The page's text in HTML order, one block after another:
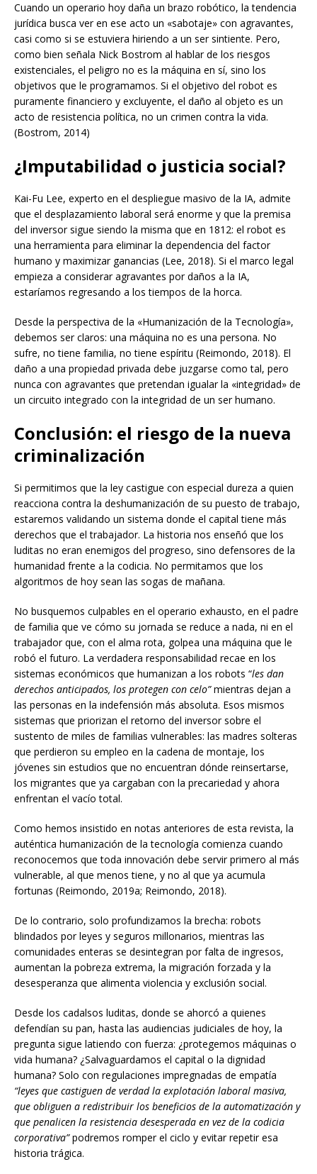
Cuando un operario hoy daña un brazo robótico, la tendencia
jurídica busca ver en ese acto un «sabotaje» con agravantes,
casi como si se estuviera hiriendo a un ser sintiente. Pero,
como bien señala Nick Bostrom al hablar de los riesgos
existenciales, el peligro no es la máquina en sí, sino los
objetivos que le programamos. Si el objetivo del robot es
puramente financiero y excluyente, el daño al objeto es un
acto de resistencia política, no un crimen contra la vida.
(Bostrom, 2014)
¿Imputabilidad o justicia social?
Kai-Fu Lee, experto en el despliegue masivo de la IA, admite
que el desplazamiento laboral será enorme y que la premisa
del inversor sigue siendo la misma que en 1812: el robot es
una herramienta para eliminar la dependencia del factor
humano y maximizar ganancias (Lee, 2018). Si el marco legal
empieza a considerar agravantes por daños a la IA,
estaríamos regresando a los tiempos de la horca.
Desde la perspectiva de la «Humanización de la Tecnología»,
debemos ser claros: una máquina no es una persona. No
sufre, no tiene familia, no tiene espíritu (Reimondo, 2018). El
daño a una propiedad privada debe juzgarse como tal, pero
nunca con agravantes que pretendan igualar la «integridad» de
un circuito integrado con la integridad de un ser humano.
Conclusión: el riesgo de la nueva
criminalización
Si permitimos que la ley castigue con especial dureza a quien
reacciona contra la deshumanización de su puesto de trabajo,
estaremos validando un sistema donde el capital tiene más
derechos que el trabajador. La historia nos enseñó que los
luditas no eran enemigos del progreso, sino defensores de la
humanidad frente a la codicia. No permitamos que los
algoritmos de hoy sean las sogas de mañana.
No busquemos culpables en el operario exhausto, en el padre
de familia que ve cómo su jornada se reduce a nada, ni en el
trabajador que, con el alma rota, golpea una máquina que le
robó el futuro. La verdadera responsabilidad recae en los
sistemas económicos que humanizan a los robots “les dan
derechos anticipados, los protegen con celo”mientras dejan a
las personas en la indefensión más absoluta. Esos mismos
sistemas que priorizan el retorno del inversor sobre el
sustento de miles de familias vulnerables: las madres solteras
que perdieron su empleo en la cadena de montaje, los
jóvenes sin estudios que no encuentran dónde reinsertarse,
los migrantes que ya cargaban con la precariedad y ahora
enfrentan el vacío total.
Como hemos insistido en notas anteriores de esta revista, la
auténtica humanización de la tecnología comienza cuando
reconocemos que toda innovación debe servir primero al más
vulnerable, al que menos tiene, y no al que ya acumula
fortunas (Reimondo, 2019a; Reimondo, 2018).
De lo contrario, solo profundizamos la brecha: robots
blindados por leyes y seguros millonarios, mientras las
comunidades enteras se desintegran por falta de ingresos,
aumentan la pobreza extrema, la migración forzada y la
desesperanza que alimenta violencia y exclusión social.
Desde los cadalsos luditas, donde se ahorcó a quienes
defendían su pan, hasta las audiencias judiciales de hoy, la
pregunta sigue latiendo con fuerza: ¿protegemos máquinas o
vida humana? ¿Salvaguardamos el capital o la dignidad
humana? Solo con regulaciones impregnadas de empatía
“leyes que castiguen de verdad la explotación laboral masiva,
que obliguen a redistribuir los beneficios de la automatización y
que penalicen la resistencia desesperada en vez de la codicia
corporativa”podremos romper el ciclo y evitar repetir esa
historia trágica.